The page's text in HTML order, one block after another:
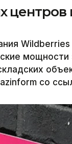
центров
Wildberries
со